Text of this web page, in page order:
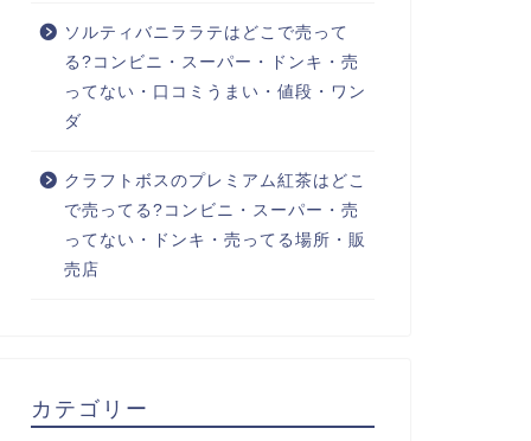
ソルティバニララテはどこで売って
る?コンビニ・スーパー・ドンキ・売
ってない・口コミうまい・値段・ワン
ダ
クラフトボスのプレミアム紅茶はどこ
で売ってる?コンビニ・スーパー・売
ってない・ドンキ・売ってる場所・販
売店
カテゴリー